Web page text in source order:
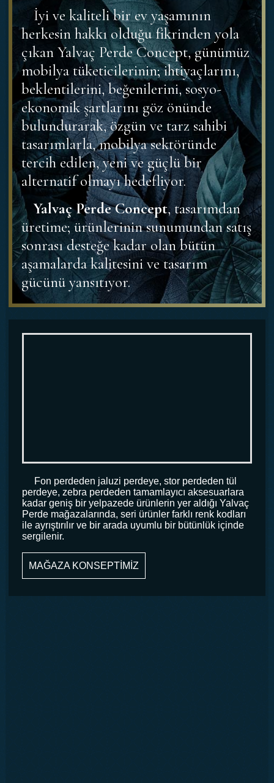
İyi ve kaliteli bir ev yaşamının
herkesin hakkı olduğu fikrinden yola
çıkan Yalvaç Perde Concept, günümüz
mobilya tüketicilerinin; ihtiyaçlarını,
beklentilerini, beğenilerini, sosyo-
ekonomik şartlarını göz önünde
bulundurarak, özgün ve tarz sahibi
tasarımlarla, mobilya sektöründe
tercih edilen, yeni ve güçlü bir
alternatif olmayı hedefliyor.
Yalvaç Perde Concept, tasarımdan
üretime; ürünlerinin sunumundan satış
sonrası desteğe kadar olan bütün
aşamalarda kalitesini ve tasarım
gücünü yansıtıyor.
Fon perdeden jaluzi perdeye, stor perdeden tül
perdeye, zebra perdeden tamamlayıcı aksesuarlara
kadar geniş bir yelpazede ürünlerin yer aldığı Yalvaç
Perde mağazalarında, seri ürünler farklı renk kodları
ile ayrıştırılır ve bir arada uyumlu bir bütünlük içinde
sergilenir.
MAĞAZA KONSEPTİMİZ